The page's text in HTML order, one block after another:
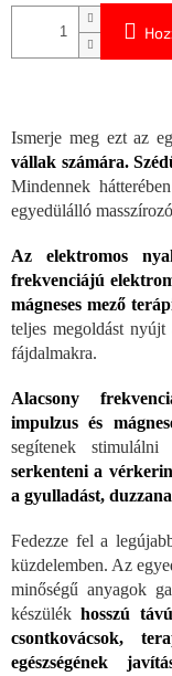
Ismerje meg ezt az
vállak számára.
Mindennek
egyedülálló
Az elektromos
frekvenciájú
mágneses mező
teljes megoldást
fájdalmakra.
Alacsony
impulzus és
segítenek
serkenteni a
a gyulladást,
Fedezze fel a
küzdelemben. Az
minőségű anyagok
készülékhosszú
csontkovácsok,
egészségének